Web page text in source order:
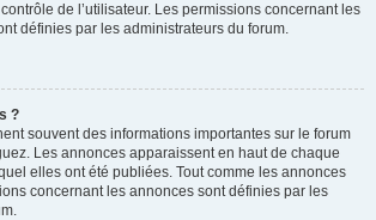
de l’utilisateur. Les permissions concernant les
définies par les administrateurs du forum.
?
souvent des informations importantes sur le forum
Les annonces apparaissent en haut de chaque
elles ont été publiées. Tout comme les annonces
concernant les annonces sont définies par les